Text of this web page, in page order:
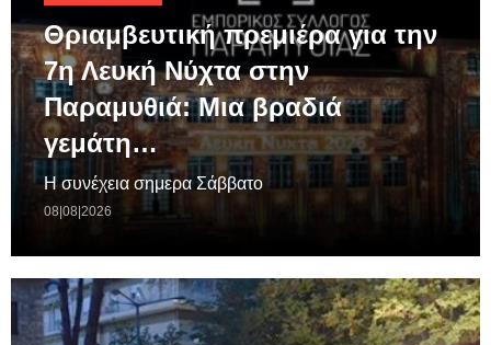
Θριαμβευτική πρεμιέρα για την
7η Λευκή Νύχτα στην
Παραμυθιά: Μια βραδιά
γεμάτη…
Η συνέχεια σημερα Σάββατο
08|08|2026